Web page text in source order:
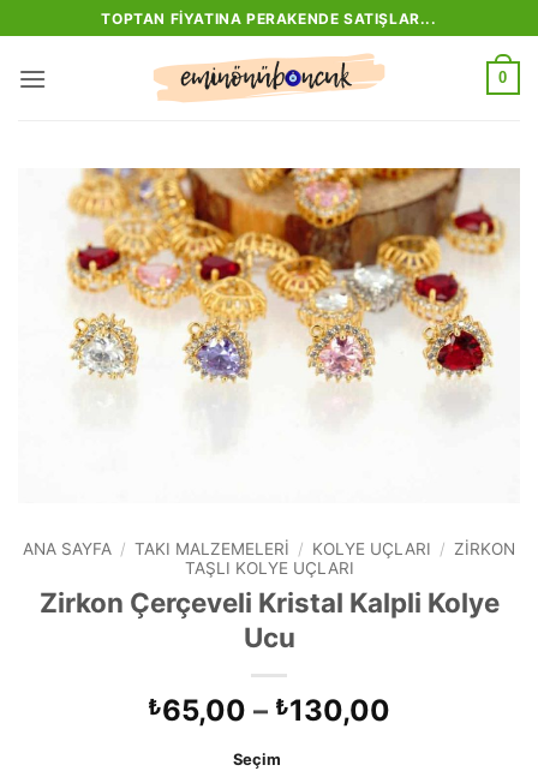
atla
TOPTAN FIYATINA PERAKENDE SATIŞLAR...
0
ANA SAYFA / TAKI MALZEMELERI / KOLYE UÇLARI / ZIRKON
TAŞLI KOLYE UÇLARI
Zirkon Çerçeveli Kristal Kalpli Kolye
Ucu
₺65,00 – ₺130,00
Seçim